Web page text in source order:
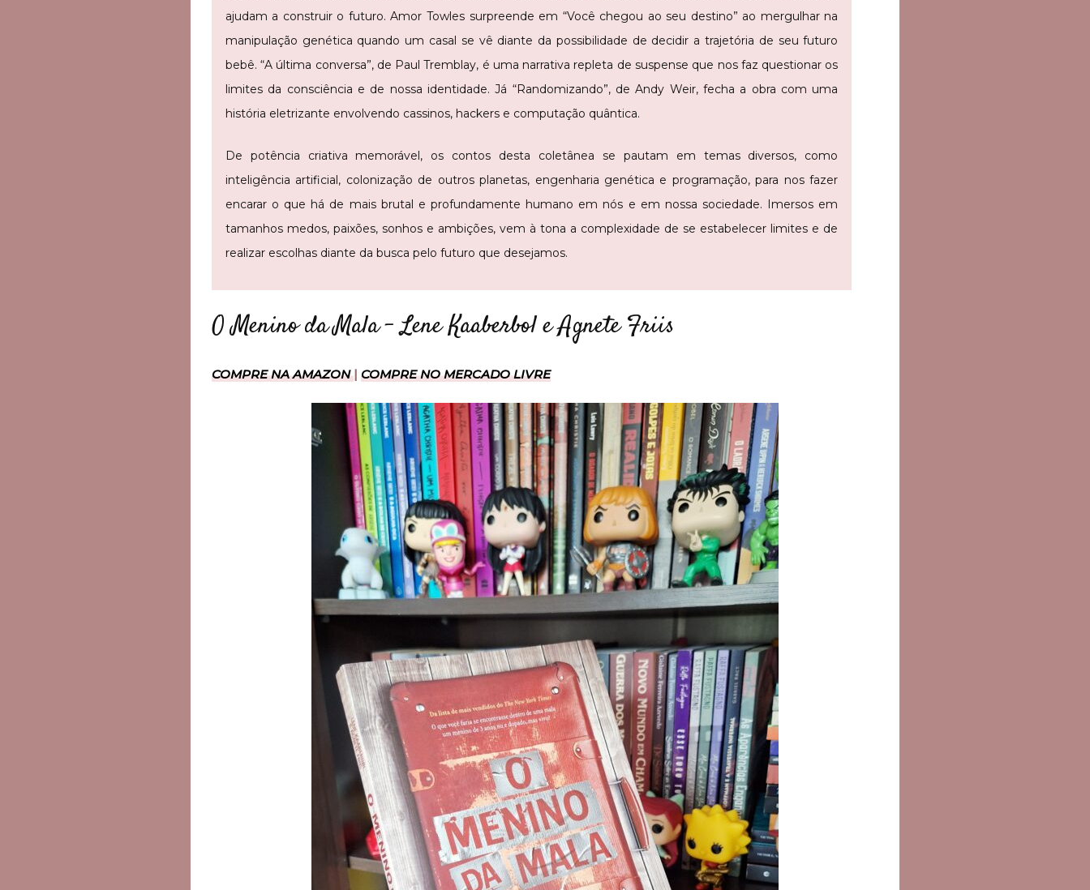
ajudam a construir o futuro. Amor Towles surpreende em “Você chegou ao seu destino” ao mergulhar na
manipulação genética quando um casal se vê diante da possibilidade de decidir a trajetória de seu futuro
bebê. “A última conversa”, de Paul Tremblay, é uma narrativa repleta de suspense que nos faz questionar os
limites da consciência e de nossa identidade. Já “Randomizando”, de Andy Weir, fecha a obra com uma
história eletrizante envolvendo cassinos, hackers e computação quântica.
De potência criativa memorável, os contos desta coletânea se pautam em temas diversos, como
inteligência artificial, colonização de outros planetas, engenharia genética e programação, para nos fazer
encarar o que há de mais brutal e profundamente humano em nós e em nossa sociedade. Imersos em
tamanhos medos, paixões, sonhos e ambições, vem à tona a complexidade de se estabelecer limites e de
realizar escolhas diante da busca pelo futuro que desejamos.
O Menino da Mala – Lene Kaaberbol e Agnete Friis
COMPRE NA AMAZON|COMPRE NO MERCADO LIVRE